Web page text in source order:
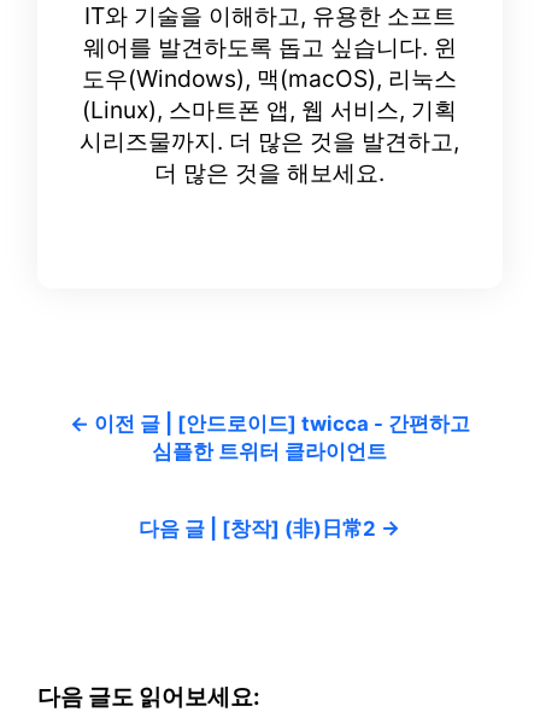
IT와 기술을 이해하고, 유용한 소프트
웨어를 발견하도록 돕고 싶습니다. 윈
도우(Windows), 맥(macOS), 리눅스
(Linux), 스마트폰 앱, 웹 서비스, 기획
시리즈물까지. 더 많은 것을 발견하고,
더 많은 것을 해보세요.
← 이전 글 | [안드로이드] twicca - 간편하고
심플한 트위터 클라이언트
다음 글 | [창작] (非)日常2 →
다음 글도 읽어보세요: